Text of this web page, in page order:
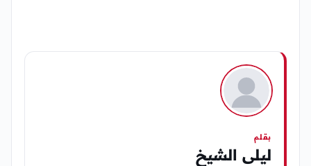
بقلم
ليلى الشيخ